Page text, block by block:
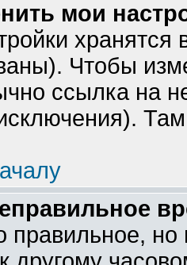
мои
Чтобы
ссылка на
правильное,